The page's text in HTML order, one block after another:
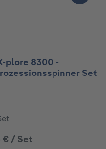
plore 8300 -
Set
€ / Set